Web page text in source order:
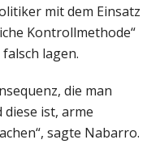
mit dem Einsatz
Kontrollmethode“
lagen.
die man
ist, arme
sagte Nabarro.